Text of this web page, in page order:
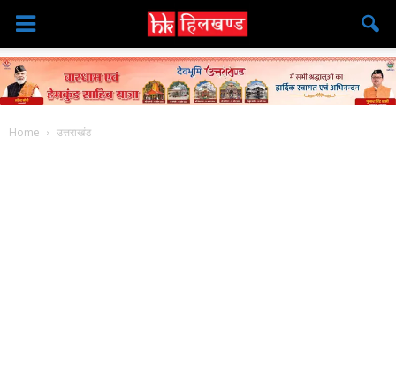
Home उत्तराखंड